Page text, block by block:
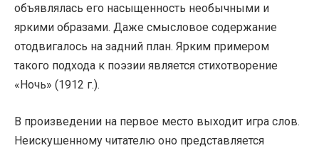
объявлялась его насыщенность необычными и
яркими образами. Даже смысловое содержание
отодвигалось на задний план. Ярким примером
такого подхода к поэзии является стихотворение
«Ночь» (1912 г.).
В произведении на первое место выходит игра слов.
Неискушенному читателю оно представляется